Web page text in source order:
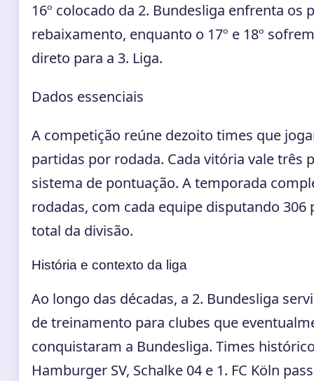
16º colocado da 2. Bundesliga enfrenta os
rebaixamento, enquanto o 17º e 18º
direto para a 3. Liga.
Dados essenciais
A competição reúne dezoito times que
partidas por rodada. Cada vitória vale três
sistema de pontuação. A temporada
rodadas, com cada equipe disputando 306
total da divisão.
História e contexto da liga
Ao longo das décadas, a 2. Bundesliga
de treinamento para clubes que
conquistaram a Bundesliga. Times
Hamburger SV, Schalke 04 e 1. FC Köln